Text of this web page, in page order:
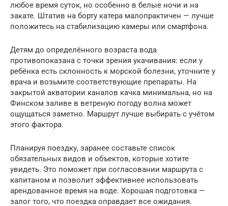
любое время суток, но особенно в белые ночи и на
закате. Штатив на борту катера малопрактичен — лучше
положитесь на стабилизацию камеры или смартфона.
Детям до определённого возраста вода
противопоказана с точки зрения укачивания: если у
ребёнка есть склонность к морской болезни, уточните у
врача и возьмите соответствующие препараты. На
закрытой акватории каналов качка минимальна, но на
Финском заливе в ветреную погоду волна может
ощущаться заметно. Маршрут лучше выбирать с учётом
этого фактора.
Планируя поездку, заранее составьте список
обязательных видов и объектов, которые хотите
увидеть. Это поможет при согласовании маршрута с
капитаном и позволит эффективнее использовать
арендованное время на воде. Хорошая подготовка —
залог того, что поездка оправдает все ожидания.